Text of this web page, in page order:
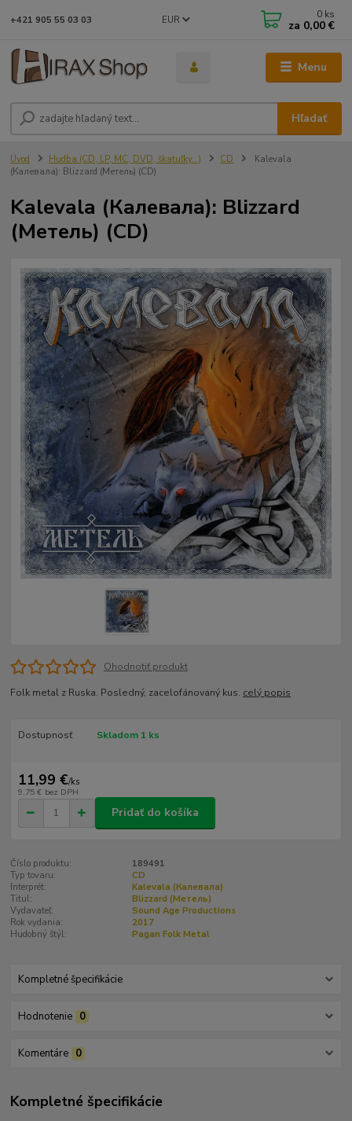
Menu
EUR
Hľadať
+421 905 55 03 03 0 ks
za 0,00 €
Úvod Hudba (CD, LP, MC, DVD, škatuľky...) CD
Kalevala
(Калевала): Blizzard (Метель) (CD)
Kalevala (Калевала): Blizzard
(Метель) (CD)
Ohodnotiť produkt
Folk metal z Ruska. Posledný, zacelofánovaný kus. celý popis
Dostupnosť Skladom 1 ks
11,99 €/ks
9,75 € bez DPH
Pridať do košíka
Číslo produktu:
189491
Typ tovaru:
CD
Interprét:
Kalevala (Калевала)
Titul:
Blizzard (Метель)
Vydavateľ:
Sound Age Productions
Rok vydania:
2017
Hudobný štýl:
Pagan Folk Metal
Kompletné špecifikácie
Hodnotenie 0
Komentáre 0
Kompletné špecifikácie